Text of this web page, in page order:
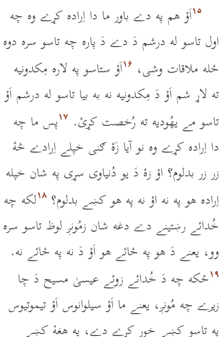
۱۵اَؤ هم په دے باور ما دا اِراده کړے وه چه
اول تاسو له درشم دَ دے دَ پاره چه تاسو سره دوه
ځله ملاقات وشى، ۱۶اَؤ ستاسو په لاره مِکدونيه
ته لاړ شم اَؤ دَ مِکدونيه نه به بيا تاسو له درشم اَؤ
تاسو مے يهُوديه ته رُخصت کړئ. ۱۷پس ما چه
دا اِراده کړے وه نو آيا زَۀ ګنى خپلے اِرادے څۀ
زر زر بدلوم؟ اؤ زۀ دَ يو دُنياوى سړى په شان خپله
اِراده هو په نه اؤ نه په هو کښے بدلوم؟ ۱۸لکه چه
خُدائے رښتينے دے دغه شان زمُونږ لوظ تاسو سره
وو، يعنے دَ هو په ځائے هو اَؤ دَ نه په ځائے نه.
۱۹ځکه چه دَ خُدائے زوئے عيسىٰ مسيح دَ چا
زيرے چه مُونږ، يعنے ما اَؤ سيلوانوس اَؤ تيموتيوس
په تاسو کښے خور کړے دے، په هغۀ کښے